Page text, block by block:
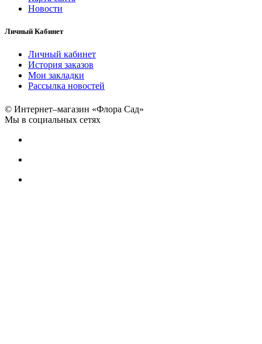
Новости
Личный Кабинет
Личный кабинет
История заказов
Мои закладки
Рассылка новостей
© Интернет–магазин «Флора Сад»
Мы в социальных сетях